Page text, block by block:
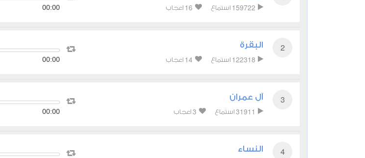
159722 استماع 16 اعجاب 00:00
2 البقرة
122318 استماع 14 اعجاب 00:00
3 آل عمران
31911 استماع 3 اعجاب 00:00
4 النساء